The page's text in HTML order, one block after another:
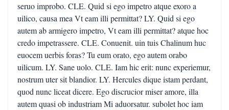
seruo improbo. CLE. Quid si ego impetro atque exoro a
uilico, causa mea Vt eam illi permittat? LY. Quid si ego
autem ab armigero impetro, Vt eam illi permittat? atque hoc
credo impetrassere. CLE. Conuenit. uin tuis Chalinum huc
euocem uerbis foras? Tu eum orato, ego autem orabo
uilicum. LY. Sane uolo. CLE. Iam hic erit: nunc experiemur,
nostrum uter sit blandior. LY. Hercules dique istam perdant,
quod nunc liceat dicere. Ego discrucior miser amore, illa
autem quasi ob industriam Mi aduorsatur. subolet hoc iam